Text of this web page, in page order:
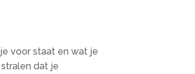
voor staat en wat je
dat je